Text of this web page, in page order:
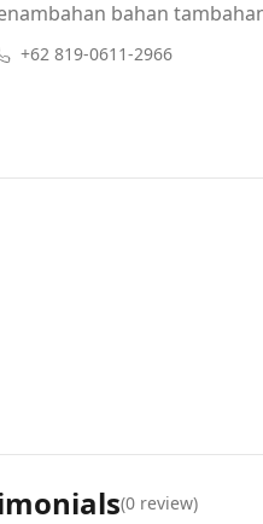
bahan
+62 819-0611-2966
(0 review)